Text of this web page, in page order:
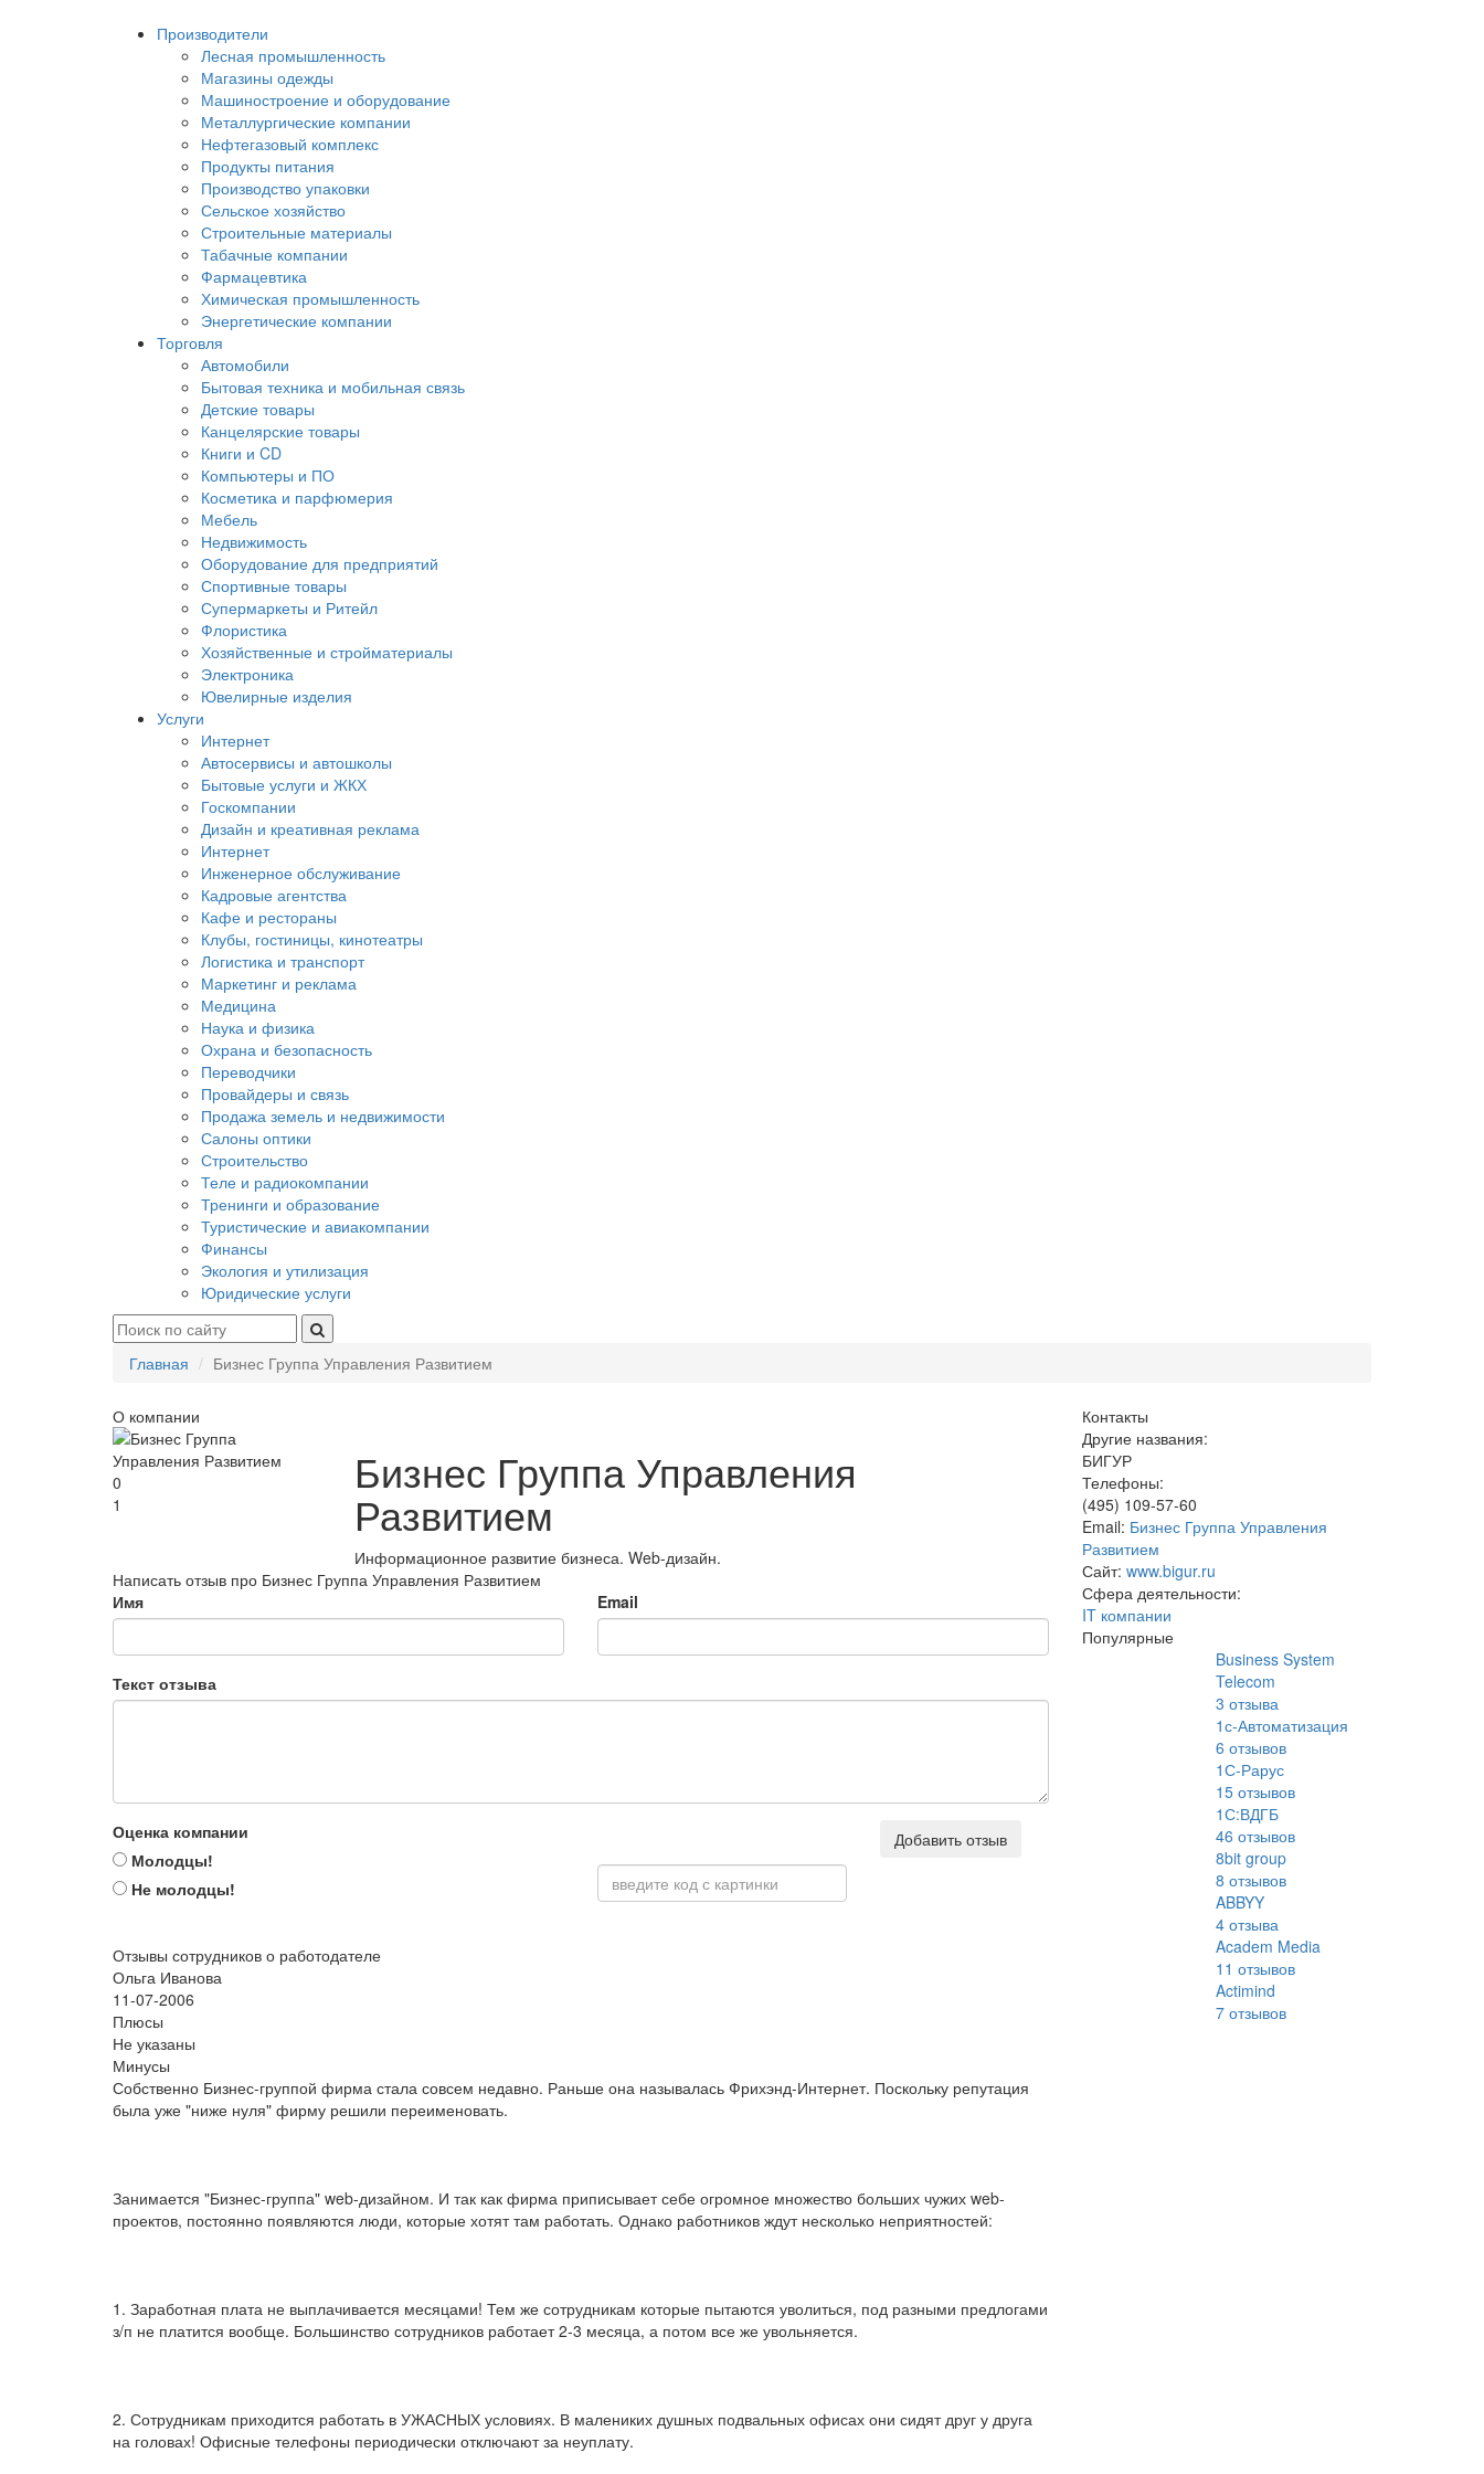
Производители
Лесная промышленность
Магазины одежды
Машиностроение и оборудование
Металлургические компании
Нефтегазовый комплекс
Продукты питания
Производство упаковки
Сельское хозяйство
Строительные материалы
Табачные компании
Фармацевтика
Химическая промышленность
Энергетические компании
Торговля
Автомобили
Бытовая техника и мобильная связь
Детские товары
Канцелярские товары
Книги и CD
Компьютеры и ПО
Косметика и парфюмерия
Мебель
Недвижимость
Оборудование для предприятий
Спортивные товары
Супермаркеты и Ритейл
Флористика
Хозяйственные и стройматериалы
Электроника
Ювелирные изделия
Услуги
Интернет
Автосервисы и автошколы
Бытовые услуги и ЖКХ
Госкомпании
Дизайн и креативная реклама
Интернет
Инженерное обслуживание
Кадровые агентства
Кафе и рестораны
Клубы, гостиницы, кинотеатры
Логистика и транспорт
Маркетинг и реклама
Медицина
Наука и физика
Охрана и безопасность
Переводчики
Провайдеры и связь
Продажа земель и недвижимости
Салоны оптики
Строительство
Теле и радиокомпании
Тренинги и образование
Туристические и авиакомпании
Финансы
Экология и утилизация
Юридические услуги
Главная Бизнес Группа Управления Развитием
О компании
0
1
Бизнес Группа Управления
Развитием
Информационное развитие бизнеса. Web-дизайн.
Написать отзыв про Бизнес Группа Управления Развитием
Имя
Email
Текст отзыва
Оценка компании
Молодцы!
Не молодцы!
Добавить отзыв
Отзывы сотрудников о работодателе
Ольга Иванова
11-07-2006
Плюсы
Не указаны
Минусы
Собственно Бизнес-группой фирма стала совсем недавно. Раньше она называлась Фрихэнд-Интернет. Поскольку репутация
была уже "ниже нуля" фирму решили переименовать.
Занимается "Бизнес-группа" web-дизайном. И так как фирма приписывает себе огромное множество больших чужих web-
проектов, постоянно появляются люди, которые хотят там работать. Однако работников ждут несколько неприятностей:
1. Заработная плата не выплачивается месяцами! Тем же сотрудникам которые пытаются уволиться, под разными предлогами
з/п не платится вообще. Большинство сотрудников работает 2-3 месяца, а потом все же увольняется.
2. Сотрудникам приходится работать в УЖАСНЫХ условиях. В малениких душных подвальных офисах они сидят друг у друга
на головах! Офисные телефоны периодически отключают за неуплату.
Контакты
Другие названия:
БИГУР
Телефоны:
(495) 109-57-60
Email: Бизнес Группа Управления
Развитием
Сайт: www.bigur.ru
Сфера деятельности:
IT компании
Популярные
Business System
Telecom
3 отзыва
1с-Автоматизация
6 отзывов
1С-Рарус
15 отзывов
1С:ВДГБ
46 отзывов
8bit group
8 отзывов
ABBYY
4 отзыва
Academ Media
11 отзывов
Actimind
7 отзывов